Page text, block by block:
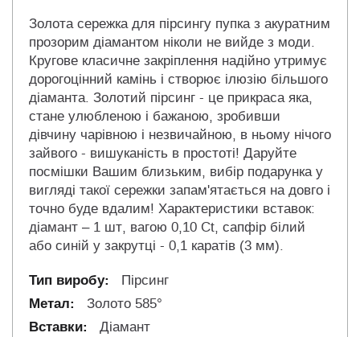
Золота сережка для пірсингу пупка з акуратним
прозорим діамантом ніколи не вийде з моди.
Кругове класичне закріплення надійно утримує
дорогоцінний камінь і створює ілюзію більшого
діаманта. Золотий пірсинг - це прикраса яка,
стане улюбленою і бажаною, зробивши
дівчину чарівною і незвичайною, в ньому нічого
зайвого - вишуканість в простоті! Даруйте
посмішки Вашим близьким, вибір подарунка у
вигляді такої сережки запам'ятається на довго і
точно буде вдалим! Характеристики вставок:
діамант – 1 шт, вагою 0,10 Ct, сапфір білий
або синій у закрутці - 0,1 каратів (3 мм).
Пірсинг
Золото 585°
Діамант